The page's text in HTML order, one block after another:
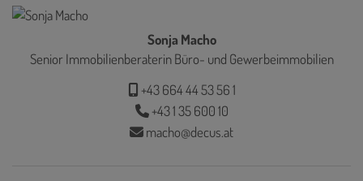
Sonja Macho
Senior Immobilienberaterin Büro- und Gewerbeimmobilien
+43 664 44 53 56 1
+43 1 35 600 10
macho@decus.at